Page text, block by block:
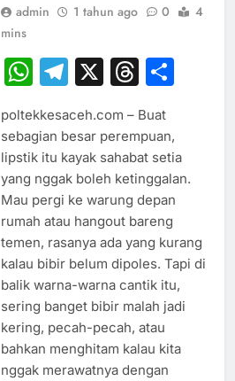
admin 1 tahun ago 0
4
mins
WhatsApp
Telegram
X
poltekkesaceh.com – Buat
sebagian besar perempuan,
lipstik itu kayak sahabat setia
yang nggak boleh ketinggalan.
Mau pergi ke warung depan
rumah atau hangout bareng
temen, rasanya ada yang kurang
kalau bibir belum dipoles. Tapi di
balik warna-warna cantik itu,
sering banget bibir malah jadi
kering, pecah-pecah, atau
bahkan menghitam kalau kita
nggak merawatnya dengan